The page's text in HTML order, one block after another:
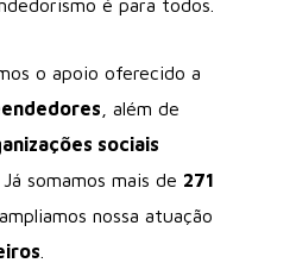
é para todos.
o apoio oferecido a
, além de
sociais
somamos mais de 271
ampliamos nossa atuação